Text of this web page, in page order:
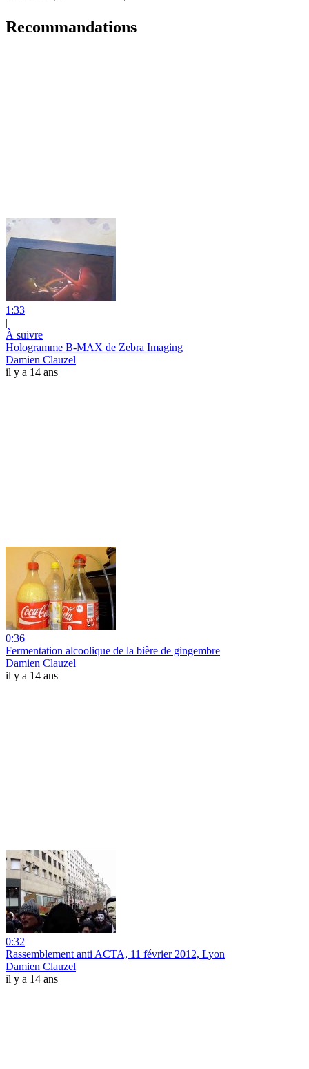
Recommandations
1:33
|
À suivre
Hologramme B-MAX de Zebra Imaging
Damien Clauzel
il y a 14 ans
0:36
Fermentation alcoolique de la bière de gingembre
Damien Clauzel
il y a 14 ans
0:32
Rassemblement anti ACTA, 11 février 2012, Lyon
Damien Clauzel
il y a 14 ans